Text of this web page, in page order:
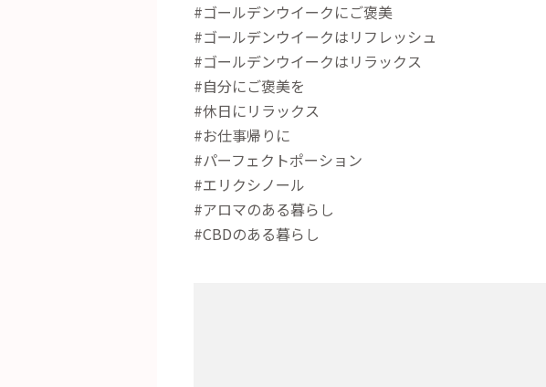
#ゴールデンウイークにご褒美
#ゴールデンウイークはリフレッシュ
#ゴールデンウイークはリラックス
#自分にご褒美を
#休日にリラックス
#お仕事帰りに
#パーフェクトポーション
#エリクシノール
#アロマのある暮らし
#CBDのある暮らし